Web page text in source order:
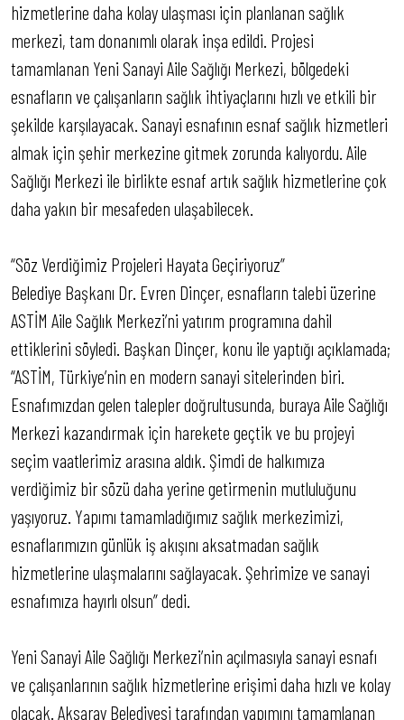
hizmetlerine daha kolay ulaşması için planlanan sağlık
merkezi, tam donanımlı olarak inşa edildi. Projesi
tamamlanan Yeni Sanayi Aile Sağlığı Merkezi, bölgedeki
esnafların ve çalışanların sağlık ihtiyaçlarını hızlı ve etkili bir
şekilde karşılayacak. Sanayi esnafının esnaf sağlık hizmetleri
almak için şehir merkezine gitmek zorunda kalıyordu. Aile
Sağlığı Merkezi ile birlikte esnaf artık sağlık hizmetlerine çok
daha yakın bir mesafeden ulaşabilecek.
“Söz Verdiğimiz Projeleri Hayata Geçiriyoruz”
Belediye Başkanı Dr. Evren Dinçer, esnafların talebi üzerine
ASTİM Aile Sağlık Merkezi’ni yatırım programına dahil
ettiklerini söyledi. Başkan Dinçer, konu ile yaptığı açıklamada;
“ASTİM, Türkiye’nin en modern sanayi sitelerinden biri.
Esnafımızdan gelen talepler doğrultusunda, buraya Aile Sağlığı
Merkezi kazandırmak için harekete geçtik ve bu projeyi
seçim vaatlerimiz arasına aldık. Şimdi de halkımıza
verdiğimiz bir sözü daha yerine getirmenin mutluluğunu
yaşıyoruz. Yapımı tamamladığımız sağlık merkezimizi,
esnaflarımızın günlük iş akışını aksatmadan sağlık
hizmetlerine ulaşmalarını sağlayacak. Şehrimize ve sanayi
esnafımıza hayırlı olsun” dedi.
Yeni Sanayi Aile Sağlığı Merkezi’nin açılmasıyla sanayi esnafı
ve çalışanlarının sağlık hizmetlerine erişimi daha hızlı ve kolay
olacak. Aksaray Belediyesi tarafından yapımını tamamlanan